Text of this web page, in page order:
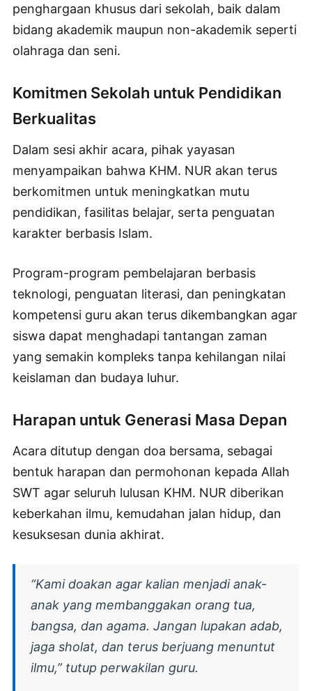
penghargaan khusus dari sekolah, baik dalam
bidang akademik maupun non-akademik seperti
olahraga dan seni.
Komitmen Sekolah untuk Pendidikan
Berkualitas
Dalam sesi akhir acara, pihak yayasan
menyampaikan bahwa KHM. NUR akan terus
berkomitmen untuk meningkatkan mutu
pendidikan, fasilitas belajar, serta penguatan
karakter berbasis Islam.
Program-program pembelajaran berbasis
teknologi, penguatan literasi, dan peningkatan
kompetensi guru akan terus dikembangkan agar
siswa dapat menghadapi tantangan zaman
yang semakin kompleks tanpa kehilangan nilai
keislaman dan budaya luhur.
Harapan untuk Generasi Masa Depan
Acara ditutup dengan doa bersama, sebagai
bentuk harapan dan permohonan kepada Allah
SWT agar seluruh lulusan KHM. NUR diberikan
keberkahan ilmu, kemudahan jalan hidup, dan
kesuksesan dunia akhirat.
“Kami doakan agar kalian menjadi anak-
anak yang membanggakan orang tua,
bangsa, dan agama. Jangan lupakan adab,
jaga sholat, dan terus berjuang menuntut
ilmu,” tutup perwakilan guru.